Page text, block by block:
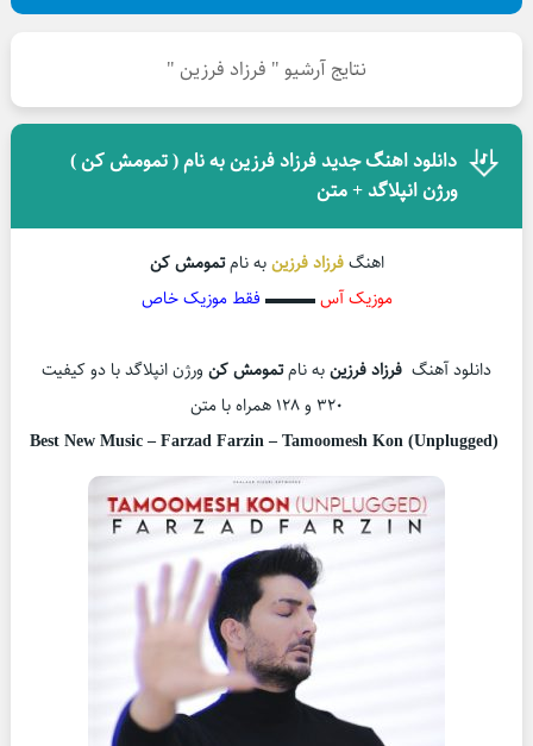
نتایج آرشیو " فرزاد فرزین "
دانلود اهنگ جدید فرزاد فرزین به نام ( تمومش کن )
ورژن انپلاگد + متن
اهنگفرزاد فرزین به نامتمومش کن
موزیک آس▬▬▬ فقط موزیک خاص
دانلود آهنگ فرزاد فرزینبه نامتمومش کن ورژن انپلاگد با دو کیفیت
320 و 128 همراه با متن